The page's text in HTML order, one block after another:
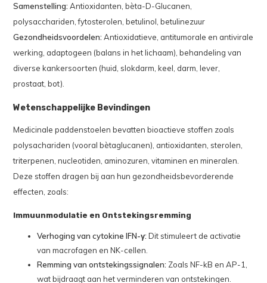
Samenstelling: Antioxidanten, bèta-D-Glucanen,
polysacchariden, fytosterolen, betulinol, betulinezuur
Gezondheidsvoordelen: Antioxidatieve, antitumorale en antivirale
werking, adaptogeen (balans in het lichaam), behandeling van
diverse kankersoorten (huid, slokdarm, keel, darm, lever,
prostaat, bot).
Wetenschappelijke Bevindingen
Medicinale paddenstoelen bevatten bioactieve stoffen zoals
polysachariden (vooral bètaglucanen), antioxidanten, sterolen,
triterpenen, nucleotiden, aminozuren, vitaminen en mineralen.
Deze stoffen dragen bij aan hun gezondheidsbevorderende
effecten, zoals:
Immuunmodulatie en Ontstekingsremming
Verhoging van cytokine IFN-γ: Dit stimuleert de activatie
van macrofagen en NK-cellen.
Remming van ontstekingssignalen: Zoals NF-kB en AP-1,
wat bijdraagt aan het verminderen van ontstekingen.